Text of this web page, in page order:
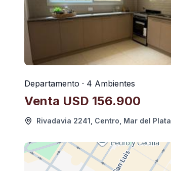
Departamento · 4 Ambientes
Venta USD 156.900
Rivadavia 2241, Centro, Mar del Plata